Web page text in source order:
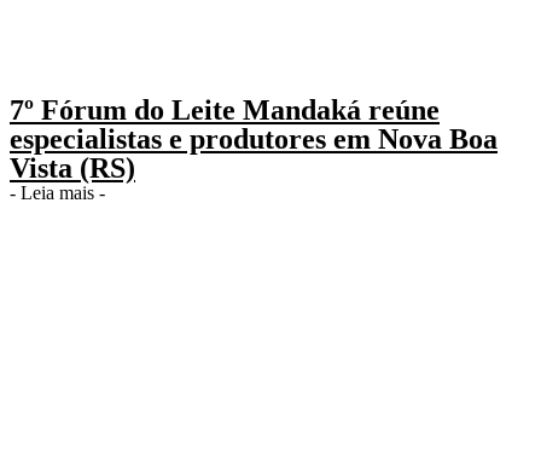
7º Fórum do Leite Mandaká reúne
especialistas e produtores em Nova Boa
Vista (RS)
- Leia mais -